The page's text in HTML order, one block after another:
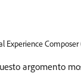
Experience Composer
argomento